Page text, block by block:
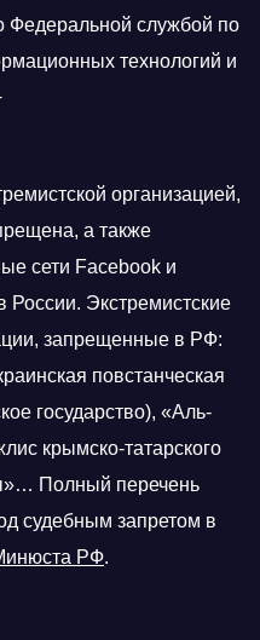
Федеральной службой по
технологий и
организацией,
а также
сети Facebook и
России. Экстремистские
запрещенные в РФ:
повстанческая
государство), «Аль-
крымско-татарского
Полный перечень
судебным запретом в
РФ.